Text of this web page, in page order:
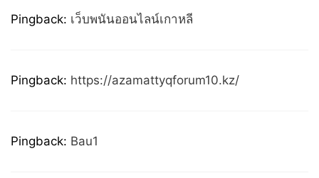
Pingback: เว็บพนันออนไลน์เกาหลี
Pingback: https://azamattyqforum10.kz/
Pingback: Bau1